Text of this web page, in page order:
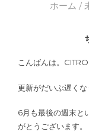
ホーム /
こんばんは。
更新がだいぶ遅くな
6月も最後の週末と
がとうございます。